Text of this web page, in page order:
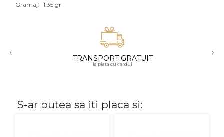
18K
Gramaj: 1.35 gr
‹ TRANSPORT GRATUIT
la plata cu cardul
›
S-ar putea sa iti placa si: